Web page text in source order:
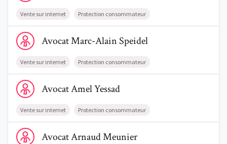
Vente sur internet Protection consommateur
Voir le profil de AvocatMarc-Alain Speidel
AvocatMarc-AlainSpeidel
Vente sur internet Protection consommateur
Voir le profil de AvocatAmel Yessad
AvocatAmelYessad
Vente sur internet Protection consommateur
Voir le profil de AvocatArnaud Meunier
AvocatArnaudMeunier